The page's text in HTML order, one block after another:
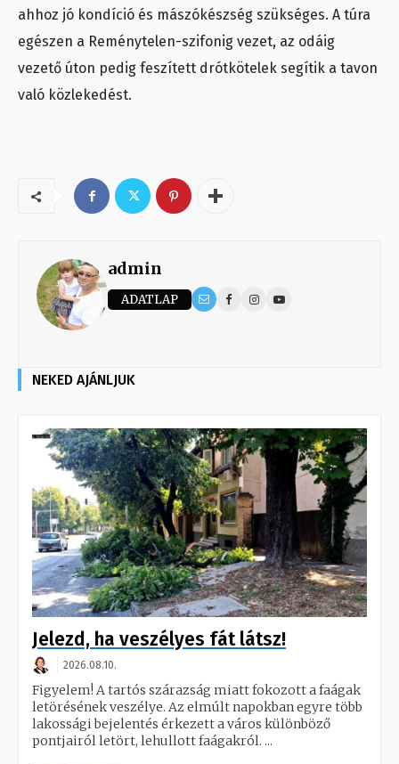
ahhoz jó kondíció és mászókészség szükséges. A túra
egészen a Reménytelen-szifonig vezet, az odáig
vezető úton pedig feszített drótkötelek segítik a tavon
való közlekedést.
admin
ADATLAP
NEKED AJÁNLJUK
Jelezd, ha veszélyes fát látsz!
2026.08.10.
Figyelem! A tartós szárazság miatt fokozott a faágak
letörésének veszélye. Az elmúlt napokban egyre több
lakossági bejelentés érkezett a város különböző
pontjairól letört, lehullott faágakról. ...